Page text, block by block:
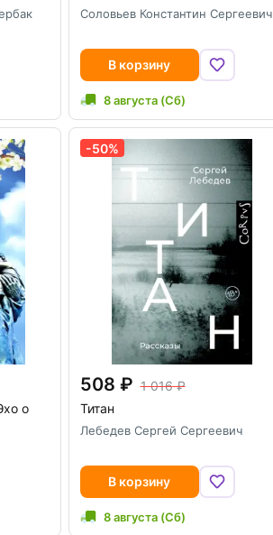
Соловьев Константин Сергеевич
В корзину
8 августа (Сб)
о
-50%
508
1 016
Титан
Лебедев Сергей Сергеевич
В корзину
8 августа (Сб)